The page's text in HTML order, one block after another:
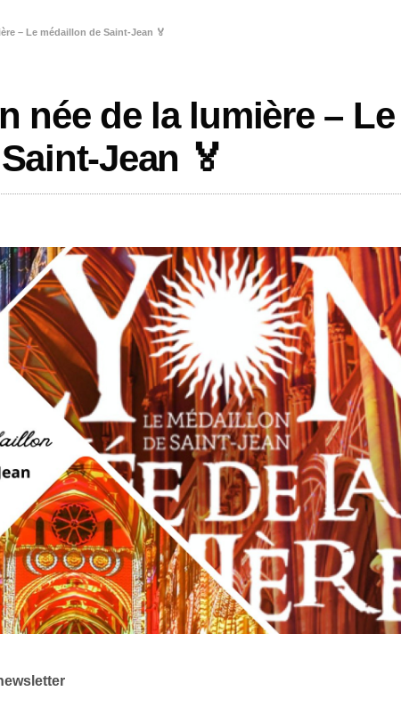
– Le médaillon de Saint-Jean 🏅
née de la lumière – Le
Jean 🏅